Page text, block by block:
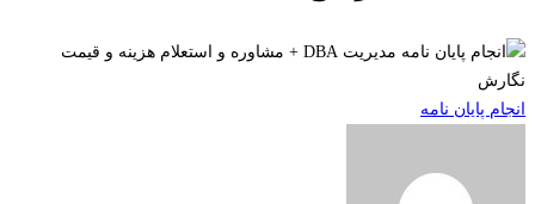
پایان نامه